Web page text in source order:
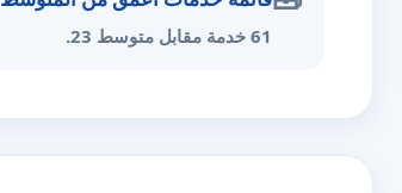
61 خدمة مقابل متوسط 23.